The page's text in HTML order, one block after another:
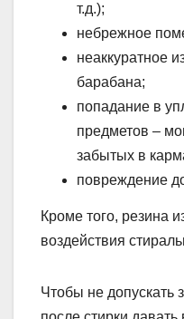
т.д.);
небрежное
неаккуратное
барабана;
попадание в
предметов –
забытых в
повреждение
Кроме того, резина
воздействия
Чтобы не допускать